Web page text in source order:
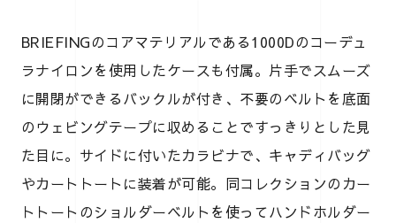
BRIEFINGのコアマテリアルである1000Dのコーデュ
ラナイロンを使用したケースも付属。片手でスムーズ
に開閉ができるバックルが付き、不要のベルトを底面
のウェビングテープに収めることですっきりとした見
た目に。サイドに付いたカラビナで、キャディバッグ
やカートトートに装着が可能。同コレクションのカー
トトートのショルダーベルトを使ってハンドホルダー